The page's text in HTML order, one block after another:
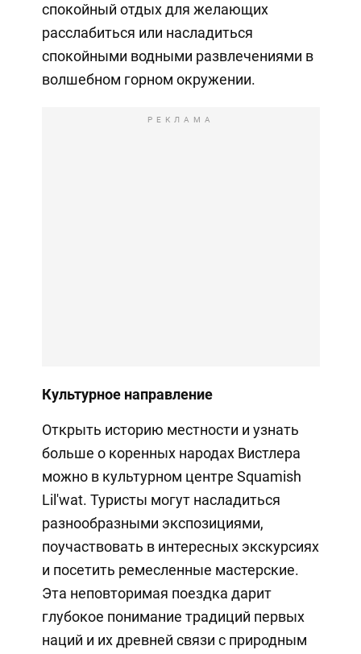
спокойный отдых для желающих
расслабиться или насладиться
спокойными водными развлечениями в
волшебном горном окружении.
РЕКЛАМА
Культурное направление
Открыть историю местности и узнать
больше о коренных народах Вистлера
можно в культурном центре Squamish
Lil'wat. Туристы могут насладиться
разнообразными экспозициями,
поучаствовать в интересных экскурсиях
и посетить ремесленные мастерские.
Эта неповторимая поездка дарит
глубокое понимание традиций первых
наций и их древней связи с природным